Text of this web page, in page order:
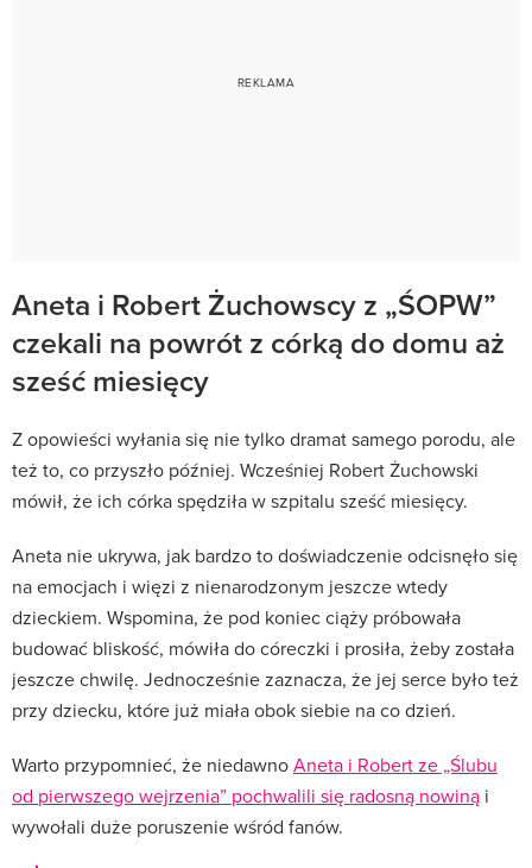
Aneta i Robert Żuchowscy z „ŚOPW”
czekali na powrót z córką do domu aż
sześć miesięcy
Z opowieści wyłania się nie tylko dramat samego porodu, ale
też to, co przyszło później. Wcześniej Robert Żuchowski
mówił, że ich córka spędziła w szpitalu sześć miesięcy.
Aneta nie ukrywa, jak bardzo to doświadczenie odcisnęło się
na emocjach i więzi z nienarodzonym jeszcze wtedy
dzieckiem. Wspomina, że pod koniec ciąży próbowała
budować bliskość, mówiła do córeczki i prosiła, żeby została
jeszcze chwilę. Jednocześnie zaznacza, że jej serce było też
przy dziecku, które już miała obok siebie na co dzień.
Warto przypomnieć, że niedawnoAneta i Robert ze „Ślubu
od pierwszego wejrzenia” pochwalili się radosną nowiną i
wywołali duże poruszenie wśród fanów.